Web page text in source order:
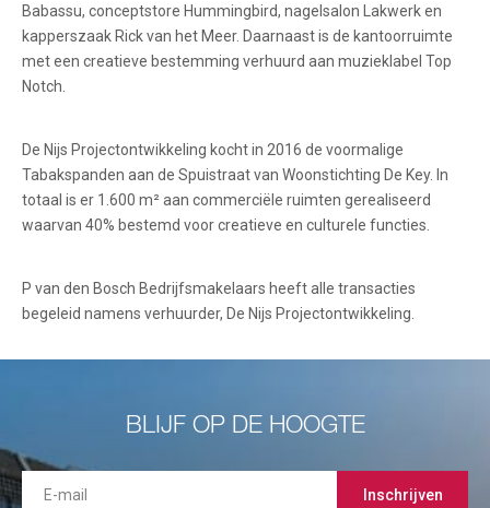
Babassu, conceptstore Hummingbird, nagelsalon Lakwerk en
kapperszaak Rick van het Meer. Daarnaast is de kantoorruimte
met een creatieve bestemming verhuurd aan muzieklabel Top
Notch.
De Nijs Projectontwikkeling kocht in 2016 de voormalige
Tabakspanden aan de Spuistraat van Woonstichting De Key. In
totaal is er 1.600 m² aan commerciële ruimten gerealiseerd
waarvan 40% bestemd voor creatieve en culturele functies.
P van den Bosch Bedrijfsmakelaars heeft alle transacties
begeleid namens verhuurder, De Nijs Projectontwikkeling.
BLIJF OP DE HOOGTE
Inschrijven